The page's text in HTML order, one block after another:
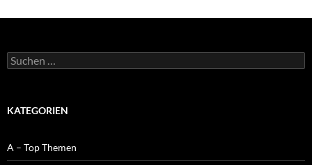
Suchen
nach:
KATEGORIEN
A – Top Themen